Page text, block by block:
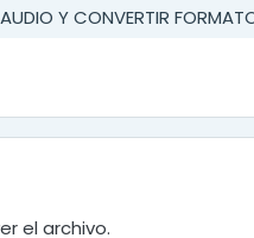
Y CONVERTIR
el archivo.